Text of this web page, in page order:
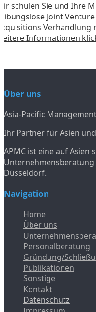
schulen Sie und Ihre
Joint
Verhandlung
Informationen
Über uns
Asia-Pacific
Ihr Partner für Asien
APMC ist eine auf Asien
Düsseldorf.
Navigation
Home
Über uns
Personalberatung
Gründung/
Publikationen
Sonstige
Kontakt
Datenschutz